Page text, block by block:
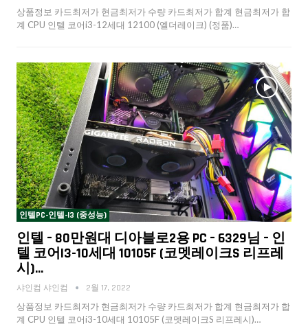
상품정보 카드최저가 현금최저가 수량 카드최저가 합계 현금최저가 합
계 CPU 인텔 코어i3-12세대 12100 (엘더레이크) (정품)…
인텔PC-인텔-I3 (중성능)
인텔 – 80만원대 디아블로2용 PC – 6329님 – 인
텔 코어i3-10세대 10105F (코멧레이크S 리프레
시)…
샤인컴 샤인컴 2월 17, 2022
상품정보 카드최저가 현금최저가 수량 카드최저가 합계 현금최저가 합
계 CPU 인텔 코어i3-10세대 10105F (코멧레이크S 리프레시)…